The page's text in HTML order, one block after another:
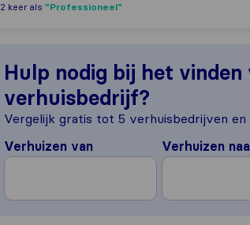
2 keer als "Professioneel"
Hulp nodig bij het vinden
verhuisbedrijf?
Vergelijk gratis tot 5 verhuisbedrijven en
Verhuizen van
Verhuizen